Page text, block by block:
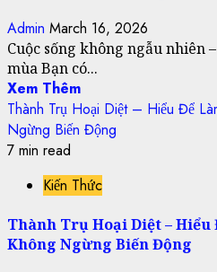
Admin March 16, 2026
Cuộc sống không ngẫu nhiên
mùa Bạn có...
Xem Thêm
Thành Trụ Hoại Diệt – Hiểu Để
Ngừng Biến Động
7 min read
Kiến Thức
Thành Trụ Hoại Diệt – Hiểu
Không Ngừng Biến Động